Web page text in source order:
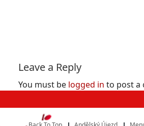
Leave a Reply
You must be logged in to post a